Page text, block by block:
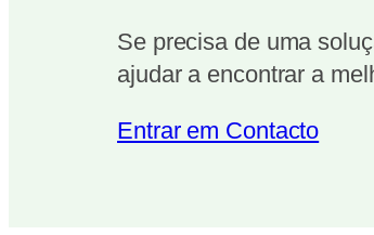
Se precisa de uma
ajudar a encontrar a
Entrar em Contacto